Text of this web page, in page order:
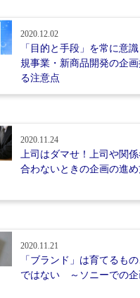
2020.12.02
「目的と手段」を常に意
規事業・新商品開発の企
る注意点
2020.11.24
上司はダマせ！上司や関
合わないときの企画の進
2020.11.21
「ブランド」は育てるも
ではない ～ソニーでの企